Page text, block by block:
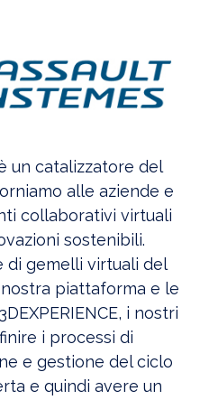
un catalizzatore del
alle aziende e
collaborativi virtuali
sostenibili.
di gemelli virtuali del
piattaforma e le
i nostri
i processi di
e gestione del ciclo
e quindi avere un